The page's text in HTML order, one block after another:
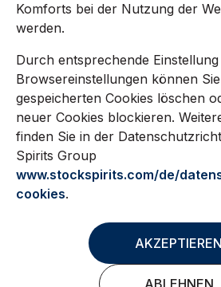
Komforts bei der Nutzung der
werden.
Durch entsprechende
Browsereinstellungen können
gespeicherten Cookies löschen
neuer Cookies blockieren.
finden Sie in der
Spirits Group
www.stockspirits.com/de/
cookies.
AKZEPTIEREN
ABLEHNEN